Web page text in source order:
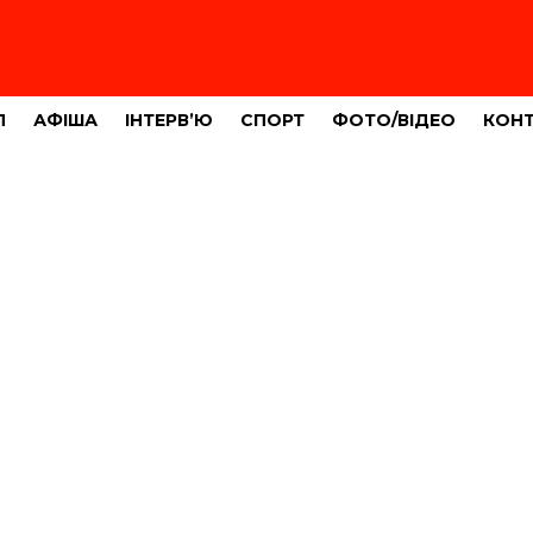
АФІША ІНТЕРВ’Ю СПОРТ ФОТО/ВІДЕО